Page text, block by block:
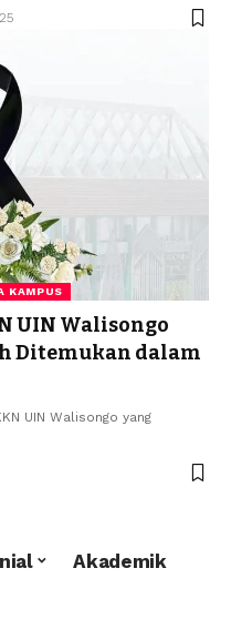
KAMPUS
UIN Walisongo
Ditemukan dalam
UIN Walisongo yang
Akademik